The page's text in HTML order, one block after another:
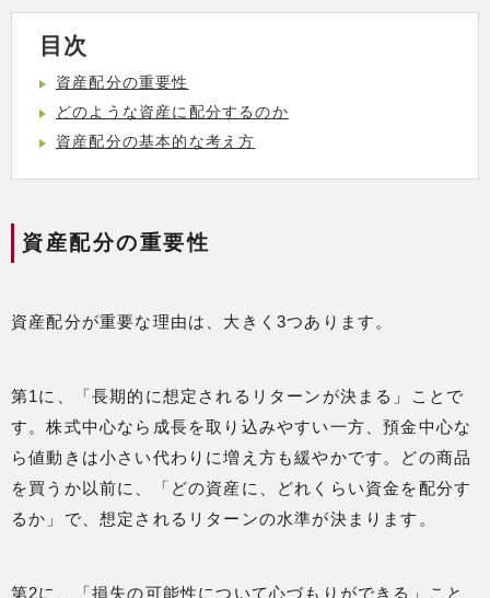
目次
資産配分の重要性
どのような資産に配分するのか
資産配分の基本的な考え方
資産配分の重要性
資産配分が重要な理由は、大きく3つあります。
第1に、「長期的に想定されるリターンが決まる」ことで
す。株式中心なら成長を取り込みやすい一方、預金中心な
ら値動きは小さい代わりに増え方も緩やかです。どの商品
を買うか以前に、「どの資産に、どれくらい資金を配分す
るか」で、想定されるリターンの水準が決まります。
第2に、「損失の可能性について心づもりができる」こと